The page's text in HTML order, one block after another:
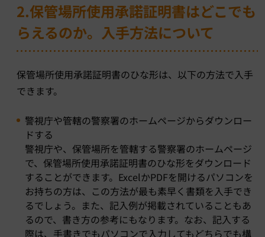
2.保管場所使用承諾証明書はどこでも
らえるのか。入手方法について
保管場所使用承諾証明書のひな形は、以下の方法で入手
できます。
警視庁や管轄の警察署のホームページからダウンロー
ドする
警視庁や、保管場所を管轄する警察署のホームページ
で、保管場所使用承諾証明書のひな形をダウンロード
することができます。ExcelかPDFを開けるパソコンを
お持ちの方は、この方法が最も素早く書類を入手でき
るでしょう。また、記入例が掲載されていることもあ
るので、書き方の参考にもなります。なお、記入する
際は、手書きでもパソコンで入力してもどちらでも構